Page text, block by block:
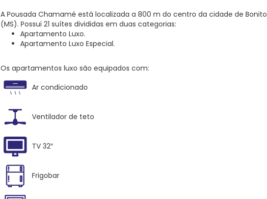
A Pousada Chamamé está localizada a 800 m do centro da cidade de Bonito
(MS). Possui 21 suítes divididas em duas categorias:
Apartamento Luxo.
Apartamento Luxo Especial.
Os apartamentos luxo são equipados com:
Ar condicionado
Ventilador de teto
TV 32″
Frigobar